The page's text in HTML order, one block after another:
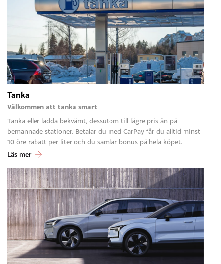
Tanka
Välkommen att tanka smart
Tanka eller ladda bekvämt, dessutom till lägre pris än på
bemannade stationer. Betalar du med CarPay får du alltid minst
10 öre rabatt per liter och du samlar bonus på hela köpet.
Läs mer